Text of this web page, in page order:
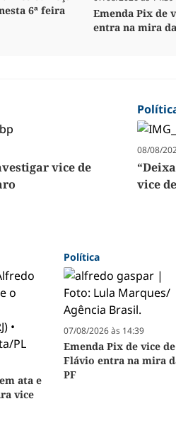
6ª feira
Emenda Pix de
entra na mira
vice de
08/08/
vice
ata e
vice
Política
07/08/2026 às 14:39
Emenda Pix de vice de
Flávio entra na mira
PF